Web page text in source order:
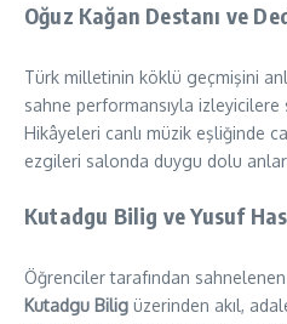
Oğuz Kağan Destanı ve
Türk milletinin köklü geçmişini
sahne performansıyla
Hikâyeleri canlı müzik eşliğinde
ezgileri salonda duygu dolu
Kutadgu Bilig ve Yusuf
Öğrenciler tarafından
Kutadgu Bilig üzerinden akıl,